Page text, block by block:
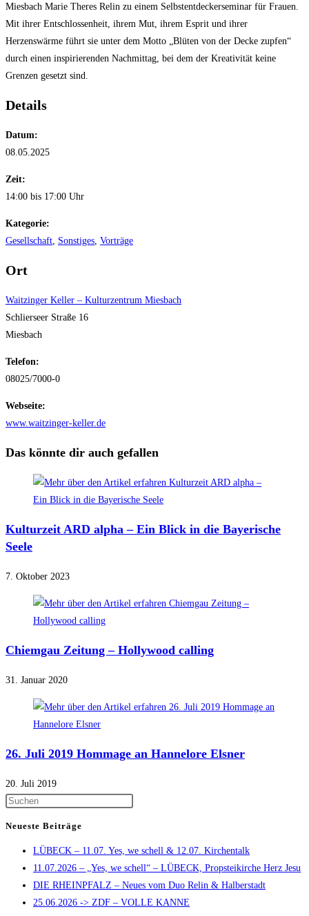
Miesbach Marie Theres Relin zu einem Selbstentdeckerseminar für Frauen.
Mit ihrer Entschlossenheit, ihrem Mut, ihrem Esprit und ihrer
Herzenswärme führt sie unter dem Motto „Blüten von der Decke zupfen“
durch einen inspirierenden Nachmittag, bei dem der Kreativität keine
Grenzen gesetzt sind.
Details
Datum:
08.05.2025
Zeit:
14:00 bis 17:00 Uhr
Kategorie:
Gesellschaft Sonstiges Vorträge
Ort
Waitzinger Keller – Kulturzentrum Miesbach
Schlierseer Straße 16
Miesbach
Telefon:
08025/7000-0
Webseite:
www.waitzinger-keller.de
Das könnte dir auch gefallen
Kulturzeit ARD alpha – Ein Blick in die Bayerische
Seele
7. Oktober 2023
Chiemgau Zeitung – Hollywood calling
31. Januar 2020
26. Juli 2019 Hommage an Hannelore Elsner
20. Juli 2019
close
the
search
panel.
Neueste Beiträge
LÜBECK – 11.07. Yes, we schell & 12.07. Kirchentalk
11.07.2026 – „Yes, we schell“ – LÜBECK, Propsteikirche Herz Jesu
DIE RHEINPFALZ – Neues vom Duo Relin & Halberstadt
25.06.2026 -> ZDF – VOLLE KANNE